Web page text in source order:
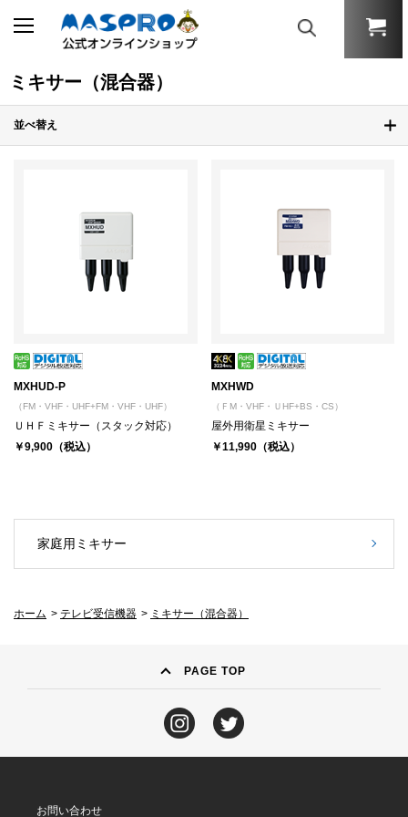
ミキサー（混合器）
並べ替え
MXHUD-P
（FM・VHF・UHF+FM・VHF・UHF）
ＵＨＦミキサー（スタック対応）
￥9,900（税込）
MXHWD
（ＦM・VHF・ＵHF+BS・CS）
屋外用衛星ミキサー
￥11,990（税込）
家庭用ミキサー
ホーム > テレビ受信機器 > ミキサー（混合器）
PAGE TOP
お問い合わせ